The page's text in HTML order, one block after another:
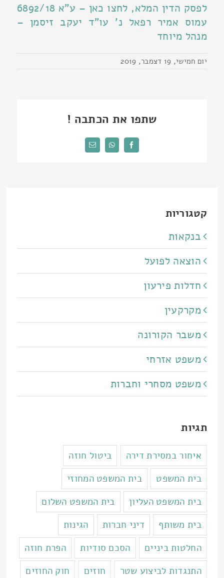
לפסק הדין המלא, לחצו כאן – ע"א 6892/18
עמוס אמיר רפאל נ' עו"ד יעקב זיסמן –
מנהל מיוחד
יום חמישי, 19 דצמבר, 2019
שתפו את הכתבה !
Facebook
WhatsAppכתובת
דואר
קטגוריות
בנקאות
הוצאה לפועל
חדלות פירעון
מקרקעין
משבר הקורונה
משפט אזרחי
משפט מסחרי וחברות
תגיות
איחור במסירת דירה
ביטול חוזה
בית המשפט
בית המשפט המחוזי
בית המשפט העליון
בית המשפט השלום
בית משותף
דיני חברות
הגינות
החלטות ביניים
הסכם סודיות
הפרת חוזה
התנגדות לביצוע שטר
חוזים
חוק החוזים